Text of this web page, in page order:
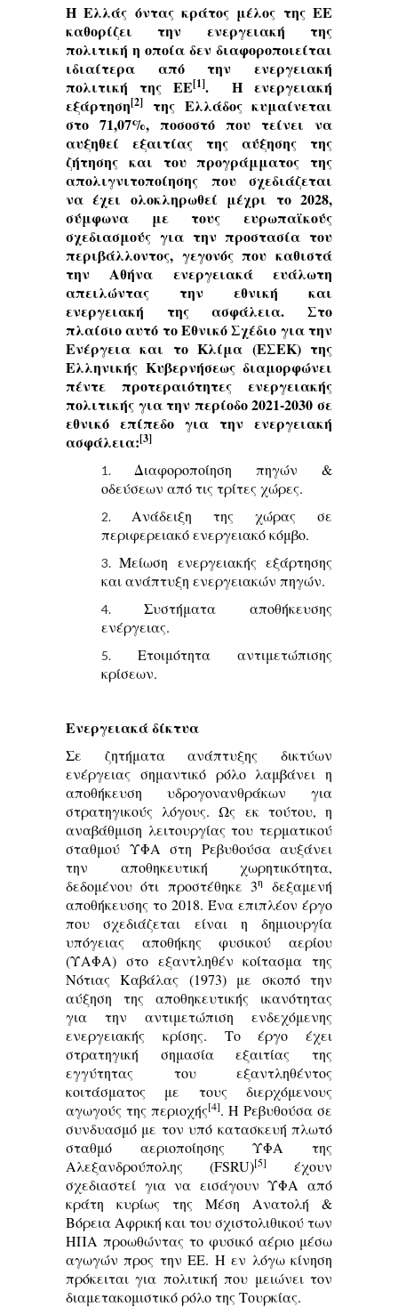
Η Ελλάς όντας κράτος μέλος της ΕΕ
καθορίζει την ενεργειακή της
πολιτική η οποία δεν διαφοροποιείται
ιδιαίτερα από την ενεργειακή
πολιτική της ΕΕ[1]. Η ενεργειακή
εξάρτηση[2]
της Ελλάδος κυμαίνεται
στο 71,07%, ποσοστό που τείνει να
αυξηθεί εξαιτίας της αύξησης της
ζήτησης και του προγράμματος της
απολιγνιτοποίησης που σχεδιάζεται
να έχει ολοκληρωθεί μέχρι το 2028,
σύμφωνα με τους ευρωπαϊκούς
σχεδιασμούς για την προστασία του
περιβάλλοντος, γεγονός που καθιστά
την Αθήνα ενεργειακά ευάλωτη
απειλώντας την εθνική και
ενεργειακή της ασφάλεια. Στο
πλαίσιο αυτό το Εθνικό Σχέδιο για την
Ενέργεια και το Κλίμα (ΕΣΕΚ) της
Ελληνικής Κυβερνήσεως διαμορφώνει
πέντε προτεραιότητες ενεργειακής
πολιτικής για την περίοδο 2021-2030 σε
εθνικό επίπεδο για την ενεργειακή
ασφάλεια:[3]
Διαφοροποίηση πηγών &
οδεύσεων από τις τρίτες χώρες.
Ανάδειξη της χώρας σε
περιφερειακό ενεργειακό κόμβο.
Μείωση ενεργειακής εξάρτησης
και ανάπτυξη ενεργειακών πηγών.
Συστήματα αποθήκευσης
ενέργειας.
Ετοιμότητα αντιμετώπισης
κρίσεων.
Ενεργειακά δίκτυα
Σε ζητήματα ανάπτυξης δικτύων
ενέργειας σημαντικό ρόλο λαμβάνει η
αποθήκευση υδρογονανθράκων για
στρατηγικούς λόγους. Ως εκ τούτου, η
αναβάθμιση λειτουργίας του τερματικού
σταθμού ΥΦΑ στη Ρεβυθούσα αυξάνει
την αποθηκευτική χωρητικότητα,
δεδομένου ότι προστέθηκε 3η
δεξαμενή
αποθήκευσης το 2018. Ένα επιπλέον έργο
που σχεδιάζεται είναι η δημιουργία
υπόγειας αποθήκης φυσικού αερίου
(ΥΑΦΑ) στο εξαντληθέν κοίτασμα της
Νότιας Καβάλας (1973) με σκοπό την
αύξηση της αποθηκευτικής ικανότητας
για την αντιμετώπιση ενδεχόμενης
ενεργειακής κρίσης. Το έργο έχει
στρατηγική σημασία εξαιτίας της
εγγύτητας του εξαντληθέντος
κοιτάσματος με τους διερχόμενους
αγωγούς της περιοχής[4]. Η Ρεβυθούσα σε
συνδυασμό με τον υπό κατασκευή πλωτό
σταθμό αεριοποίησης ΥΦΑ της
Αλεξανδρούπολης (FSRU)[5]
έχουν
σχεδιαστεί για να εισάγουν ΥΦΑ από
κράτη κυρίως της Μέση Ανατολή &
Βόρεια Αφρική και του σχιστολιθικού των
ΗΠΑ προωθώντας το φυσικό αέριο μέσω
αγωγών προς την ΕΕ. Η εν λόγω κίνηση
πρόκειται για πολιτική που μειώνει τον
διαμετακομιστικό ρόλο της Τουρκίας.